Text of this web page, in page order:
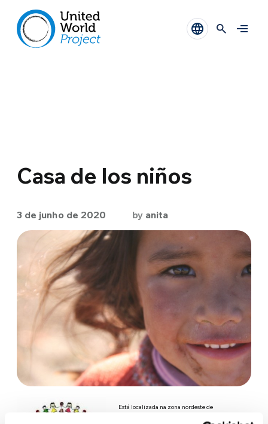
Casa de los niños
3 de junho de 2020 by anita
Está localizada na zona nordeste de